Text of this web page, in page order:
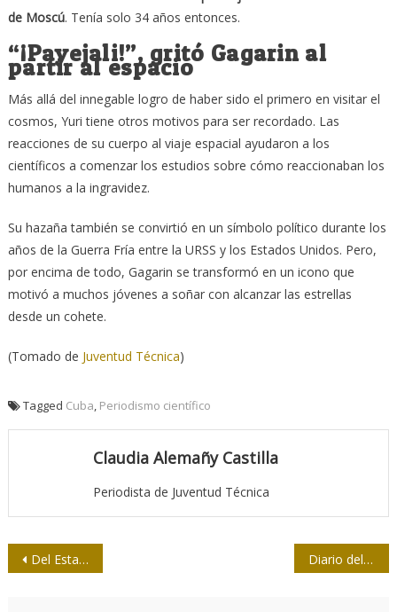
de Moscú. Tenía solo 34 años entonces.
“¡Payejali!”, gritó Gagarin al
partir al espacio
Más allá del innegable logro de haber sido el primero en visitar el
cosmos, Yuri tiene otros motivos para ser recordado. Las
reacciones de su cuerpo al viaje espacial ayudaron a los
científicos a comenzar los estudios sobre cómo reaccionaban los
humanos a la ingravidez.
Su hazaña también se convirtió en un símbolo político durante los
años de la Guerra Fría entre la URSS y los Estados Unidos. Pero,
por encima de todo, Gagarin se transformó en un icono que
motivó a muchos jóvenes a soñar con alcanzar las estrellas
desde un cohete.
(Tomado de Juventud Técnica)
Tagged Cuba Periodismo científico
Claudia Alemañy Castilla
Periodista de Juventud Técnica
Navegación
Del Estado televisivo haitiano al plano de la realidad (II parte) Diario del Vaticano suspende tirada temporalmente